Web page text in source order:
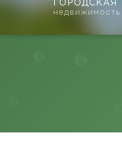
ГОРОДСКАЯ
недвижимость